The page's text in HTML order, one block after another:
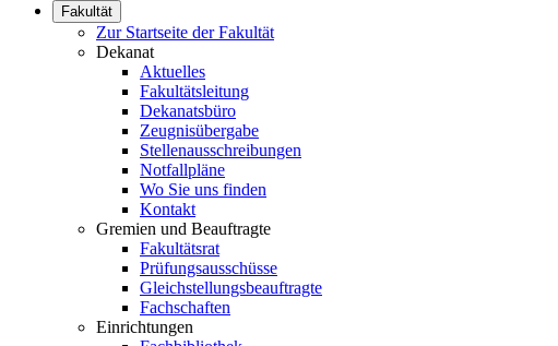
Fakultät
Zur Startseite der Fakultät
Dekanat
Aktuelles
Fakultätsleitung
Dekanatsbüro
Zeugnisübergabe
Stellenausschreibungen
Notfallpläne
Wo Sie uns finden
Kontakt
Gremien und Beauftragte
Fakultätsrat
Prüfungsausschüsse
Gleichstellungsbeauftragte
Fachschaften
Einrichtungen